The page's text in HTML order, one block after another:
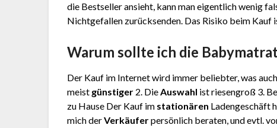
die Bestseller ansieht, kann man eigentlich wenig
Nichtgefallen zurücksenden. Das Risiko beim Kauf
Warum sollte ich die
Der Kauf im Internet wird immer beliebter, was
meist günstiger 2. DieAuswahl ist riesengroß 3.
zu Hause Der Kauf im stationären Ladengeschäft
mich derVerkäuferpersönlich beraten, und evtl.